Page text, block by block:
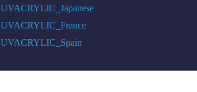
UVACRYLIC_Japanese
UVACRYLIC_France
UVACRYLIC_Spain